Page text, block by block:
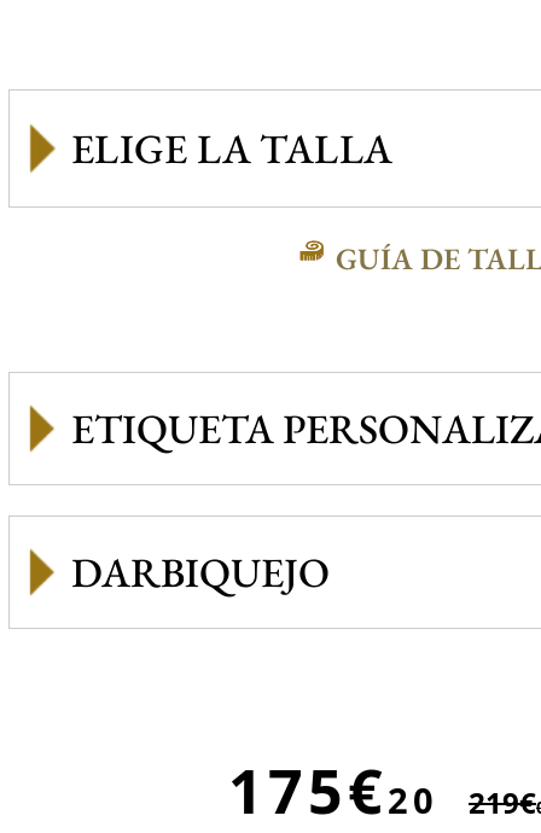
GUÍA DE
ETIQUETA
DARBIQUEJO
175€20 219€